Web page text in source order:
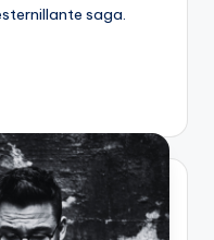
saga.